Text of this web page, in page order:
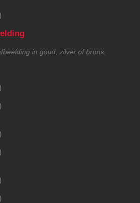
in goud, zilver of brons.